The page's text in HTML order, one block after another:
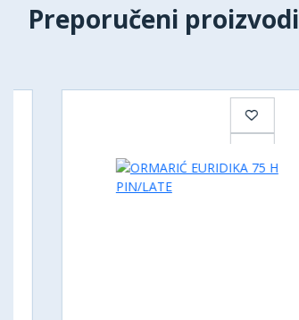
Preporučeni proizvodi